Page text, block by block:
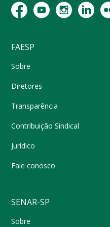
FAESP
Sobre
Diretores
Transparência
Contribuição Sindical
Jurídico
Fale conosco
SENAR-SP
Sobre